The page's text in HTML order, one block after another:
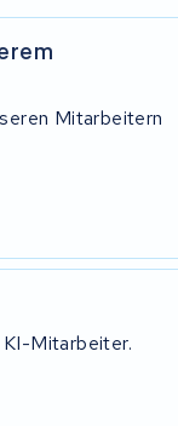
Mitarbeitern
Mitarbeiter.